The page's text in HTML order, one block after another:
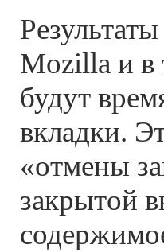
Mozilla и в
будут
вкладки.
«отмены
закрытой